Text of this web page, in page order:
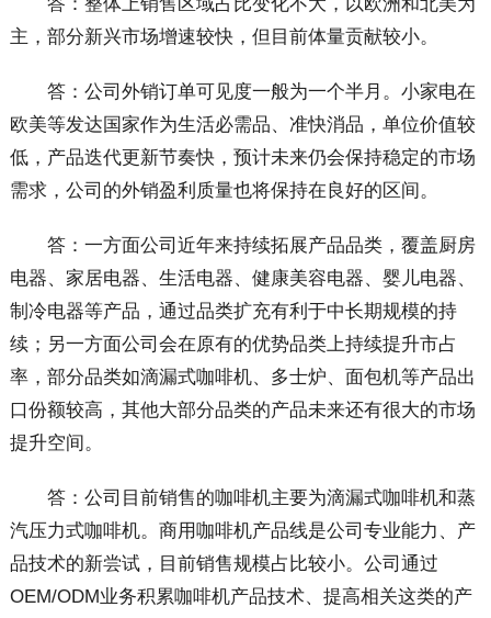
主，部分新兴市场增速较快，但目前体量贡献较小。
答：公司外销订单可见度一般为一个半月。小家电在
欧美等发达国家作为生活必需品、准快消品，单位价值较
低，产品迭代更新节奏快，预计未来仍会保持稳定的市场
需求，公司的外销盈利质量也将保持在良好的区间。
答：一方面公司近年来持续拓展产品品类，覆盖厨房
电器、家居电器、生活电器、健康美容电器、婴儿电器、
制冷电器等产品，通过品类扩充有利于中长期规模的持
续；另一方面公司会在原有的优势品类上持续提升市占
率，部分品类如滴漏式咖啡机、多士炉、面包机等产品出
口份额较高，其他大部分品类的产品未来还有很大的市场
提升空间。
答：公司目前销售的咖啡机主要为滴漏式咖啡机和蒸
汽压力式咖啡机。商用咖啡机产品线是公司专业能力、产
品技术的新尝试，目前销售规模占比较小。公司通过
OEM/ODM业务积累咖啡机产品技术、提高相关这类的产